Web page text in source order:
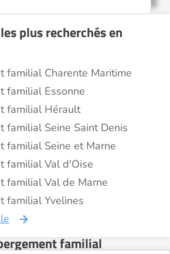
plus recherchés en
familial Charente Maritime
familial Essonne
familial Hérault
familial Seine Saint Denis
familial Seine et Marne
familial Val d'Oise
familial Val de Marne
familial Yvelines
familial